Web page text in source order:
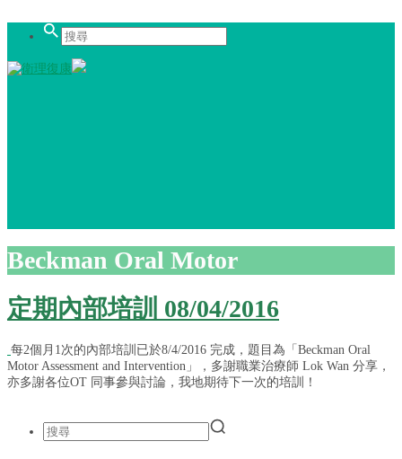
Beckman Oral Motor
定期內部培訓 08/04/2016
每2個月1次的內部培訓已於8/4/2016 完成，題目為「Beckman Oral
Motor Assessment and Intervention」，多謝職業治療師 Lok Wan 分享，
亦多謝各位OT 同事參與討論，我地期待下一次的培訓！